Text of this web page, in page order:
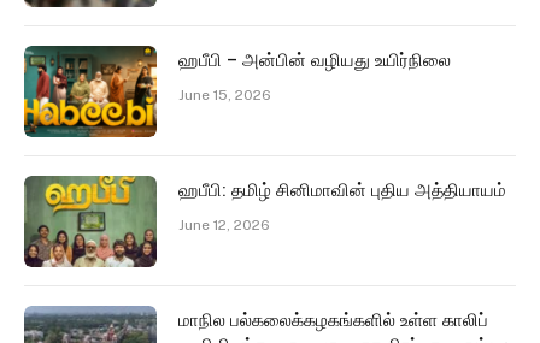
ஹபீபி – அன்பின் வழியது உயிர்நிலை
June 15, 2026
ஹபீபி: தமிழ் சினிமாவின் புதிய அத்தியாயம்
June 12, 2026
மாநில பல்கலைக்கழகங்களில் உள்ள காலிப்